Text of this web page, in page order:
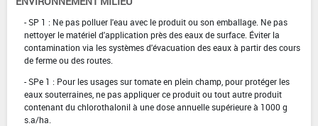
- SP 1 : Ne pas polluer l'eau avec le produit ou son emballage. Ne pas
nettoyer le matériel d'application près des eaux de surface. Éviter la
contamination via les systèmes d'évacuation des eaux à partir des cours
de ferme ou des routes.
- SPe 1 : Pour les usages sur tomate en plein champ, pour protéger les
eaux souterraines, ne pas appliquer ce produit ou tout autre produit
contenant du chlorothalonil à une dose annuelle supérieure à 1000 g
s.a/ha.